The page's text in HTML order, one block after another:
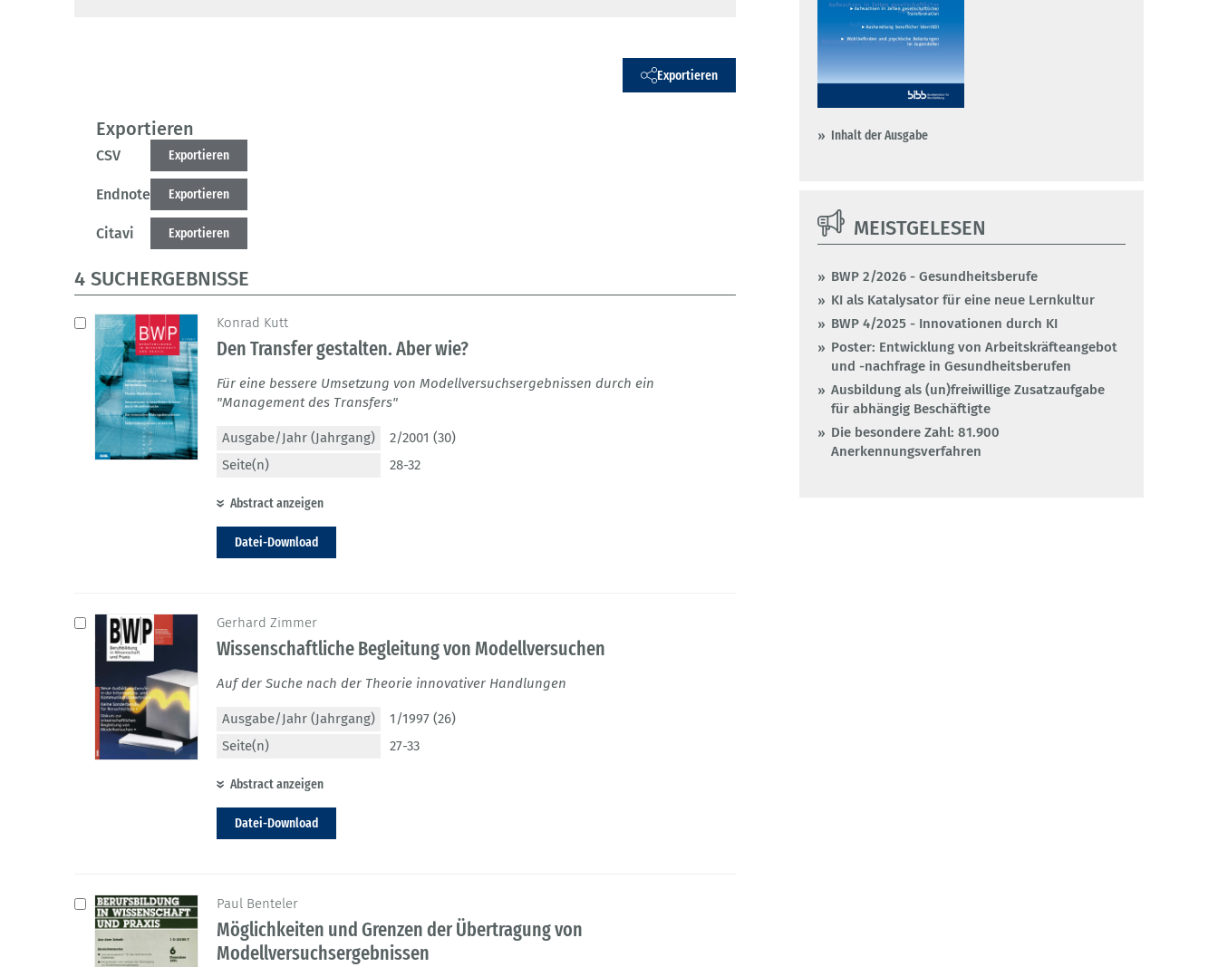
Exportieren
Exportieren
CSV Exportieren
Endnote Exportieren
Citavi Exportieren
4 SUCHERGEBNISSE
Konrad Kutt
Den Transfer gestalten. Aber wie?
Für eine bessere Umsetzung von Modellversuchsergebnissen durch ein
"Management des Transfers"
Ausgabe/Jahr (Jahrgang)
2/2001 (30)
Seite(n)
28-32
Abstract anzeigen
Datei-Download
Gerhard Zimmer
Wissenschaftliche Begleitung von Modellversuchen
Auf der Suche nach der Theorie innovativer Handlungen
Ausgabe/Jahr (Jahrgang)
1/1997 (26)
Seite(n)
27-33
Abstract anzeigen
Datei-Download
Paul Benteler
Möglichkeiten und Grenzen der Übertragung von
Modellversuchsergebnissen
Inhalt der Ausgabe
MEISTGELESEN
BWP 2/2026 - Gesundheitsberufe
KI als Katalysator für eine neue Lernkultur
BWP 4/2025 - Innovationen durch KI
Poster: Entwicklung von Arbeitskräfteangebot
und -nachfrage in Gesundheitsberufen
Ausbildung als (un)freiwillige Zusatzaufgabe
für abhängig Beschäftigte
Die besondere Zahl: 81.900
Anerkennungsverfahren